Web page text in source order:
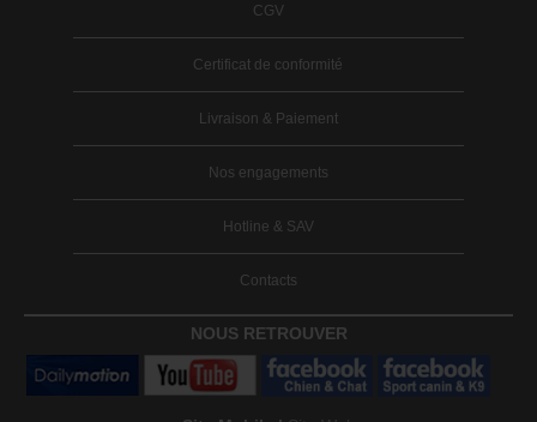
CGV
Certificat de conformité
Livraison & Paiement
Nos engagements
Hotline & SAV
Contacts
NOUS RETROUVER